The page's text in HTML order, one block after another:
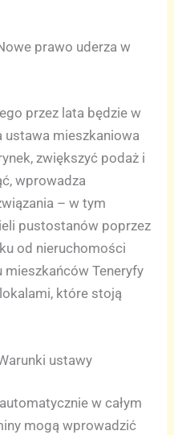
prawo uderza w
przez lata będzie w
ustawa mieszkaniowa
zwiększyć podaż i
wprowadza
– w tym
pustostanów poprzez
od nieruchomości
mieszkańców Teneryfy
które stoją
ustawy
w całym
mogą wprowadzić